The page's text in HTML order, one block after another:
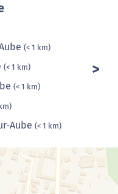
(< 1 km)
(< 1 km)
(< 1 km)
Aube (< 1 km)